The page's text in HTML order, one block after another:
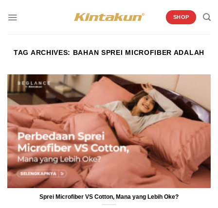
SHOP
TAG ARCHIVES: BAHAN SPREI MICROFIBER ADALAH
Sprei Microfiber VS Cotton, Mana yang Lebih Oke?